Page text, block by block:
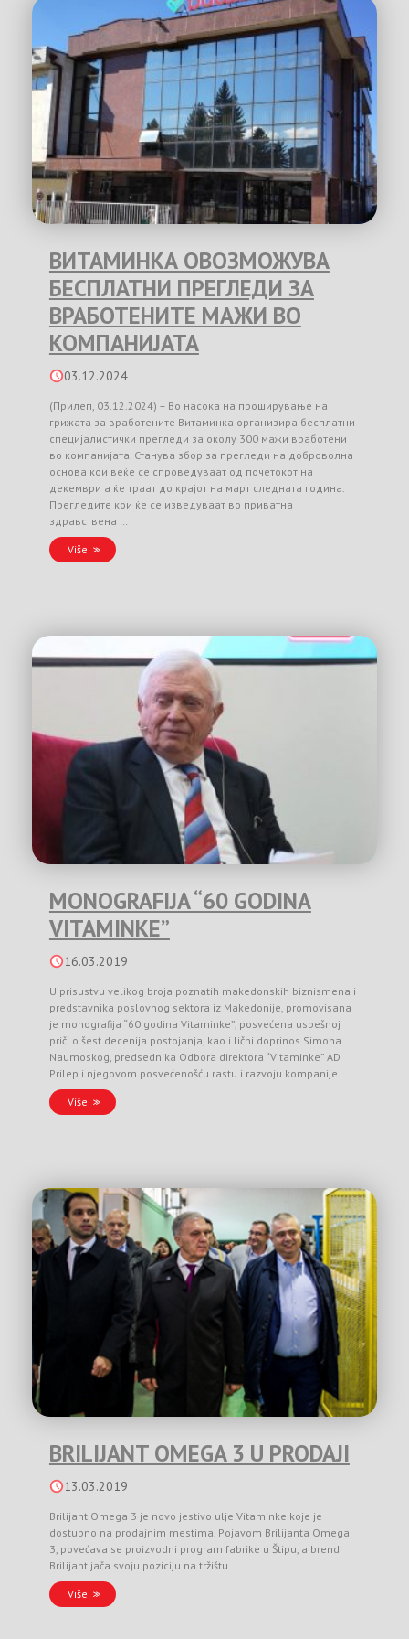
ВИТАМИНКА ОВОЗМОЖУВА
БЕСПЛАТНИ ПРЕГЛЕДИ ЗА
ВРАБОТЕНИТЕ МАЖИ ВО
КОМПАНИЈАТА
03.12.2024
(Прилеп, 03.12.2024) – Во насока на проширување на
грижата за вработените Витаминка организира бесплатни
специјалистички прегледи за околу 300 мажи вработени
во компанијата. Станува збор за прегледи на доброволна
основа кои веќе се спроведуваат од почетокот на
декември а ќе траат до крајот на март следната година.
Прегледите кои ќе се изведуваат во приватна
здравствена …
Više
MONOGRAFIJA “60 GODINA
VITAMINKE”
16.03.2019
U prisustvu velikog broja poznatih makedonskih biznismena i
predstavnika poslovnog sektora iz Makedonije, promovisana
je monografija “60 godina Vitaminke”, posvećena uspešnoj
priči o šest decenija postojanja, kao i lični doprinos Simona
Naumoskog, predsednika Odbora direktora “Vitaminke” AD
Prilep i njegovom posvećenošću rastu i razvoju kompanije.
Više
BRILIJANT OMEGA 3 U PRODAJI
13.03.2019
Brilijant Omega 3 je novo jestivo ulje Vitaminke koje je
dostupno na prodajnim mestima. Pojavom Brilijanta Omega
3, povećava se proizvodni program fabrike u Štipu, a brend
Brilijant jača svoju poziciju na tržištu.
Više